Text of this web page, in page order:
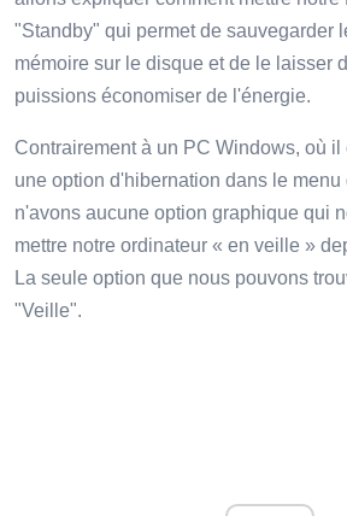
"Standby" qui permet de sauvegarder
mémoire sur le disque et de le laisser
puissions économiser de l'énergie.
Contrairement à un PC Windows, où
une option d'hibernation dans le menu
n'avons aucune option graphique qui
mettre notre ordinateur « en veille »
La seule option que nous pouvons
"Veille".